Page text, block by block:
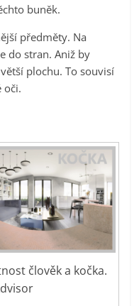
buněk.
předměty. Na
do stran. Aniž by
plochu. To souvisí
oči.
člověk a kočka.